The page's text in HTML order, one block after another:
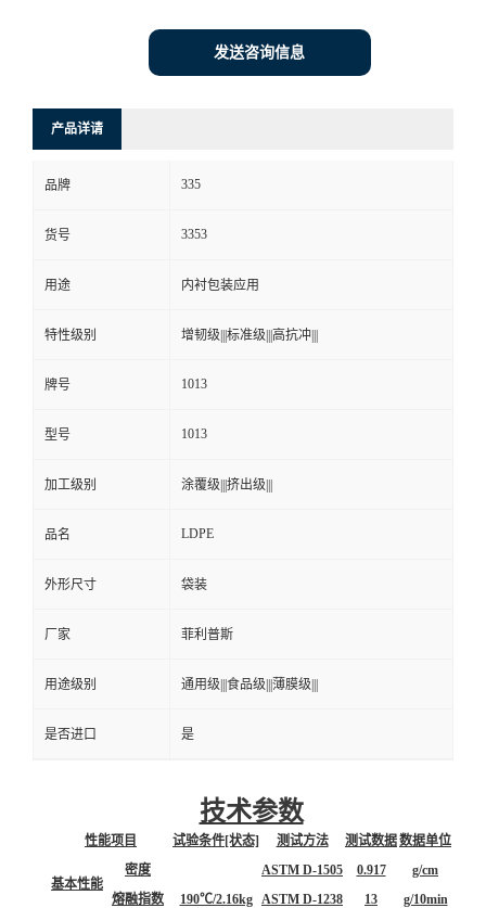
发送咨询信息
产品详请
品牌 335
货号 3353
用途 内衬包装应用
特性级别 增韧级|||标准级|||高抗冲|||
牌号 1013
型号 1013
加工级别 涂覆级|||挤出级|||
品名 LDPE
外形尺寸 袋装
厂家 菲利普斯
用途级别 通用级|||食品级|||薄膜级|||
是否进口 是
技术参数
性能项目 试验条件[状态] 测试方法 测试数据数据单位
基本性能
密度 ASTM D-1505 0.917
g/cm
熔融指数
190℃/2.16kg ASTM D-1238 13 g/10min